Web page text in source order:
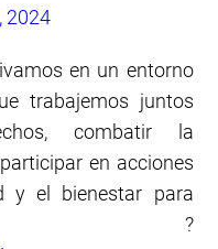
2024
en un entorno
trabajemos juntos
combatir la
en acciones
y el bienestar para